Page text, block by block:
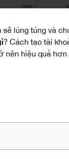
lúng túng và
? Cách tạo tài
nên hiệu quả